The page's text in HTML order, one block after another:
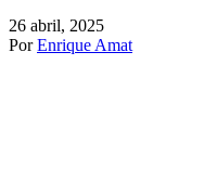
26 abril, 2025
PorEnrique Amat